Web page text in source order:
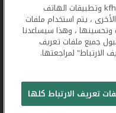
محفوظة © 2026
عندما تستخدم ,kfh.com, kfhonline.com وتطبيقات الهاتف
، يتم استخدام ملفات
وتحسينها ، وهذا سيساعدنا
جميع ملفات تعريف
الارتباط" لمراجعتها.
تعريف الارتباط كلها